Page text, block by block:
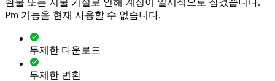
환불 또는 지불 거절로 인해 계정이 일시적으로 잠겼습니다.
Pro 기능을 현재 사용할 수 없습니다.
무제한 다운로드
무제한 변환